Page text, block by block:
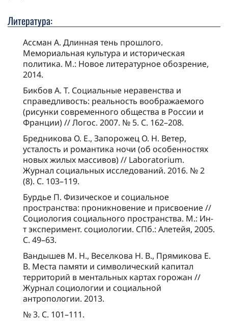
Литература:
Ассман А. Длинная тень прошлого.
Мемориальная культура и историческая
политика. М.: Новое литературное обозрение,
2014.
Бикбов А. Т. Социальные неравенства и
справедливость: реальность воображаемого
(рисунки современного общества в России и
Франции) // Логос. 2007. № 5. С. 162–208.
Бредникова О. Е., Запорожец О. Н. Ветер,
усталость и романтика ночи (об особенностях
новых жилых массивов) // Laboratorium.
Журнал социальных исследований. 2016. № 2
(8). С. 103–119.
Бурдье П. Физическое и социальное
пространства: проникновение и присвоение //
Социология социального пространства. М.: Ин-
т эксперимент. социологии. СПб.: Алетейя, 2005.
С. 49–63.
Вандышев М. Н., Веселкова Н. В., Прямикова Е.
В. Места памяти и символический капитал
территорий в ментальных картах горожан //
Журнал социологии и социальной
антропологии. 2013.
№ 3. С. 101–111.